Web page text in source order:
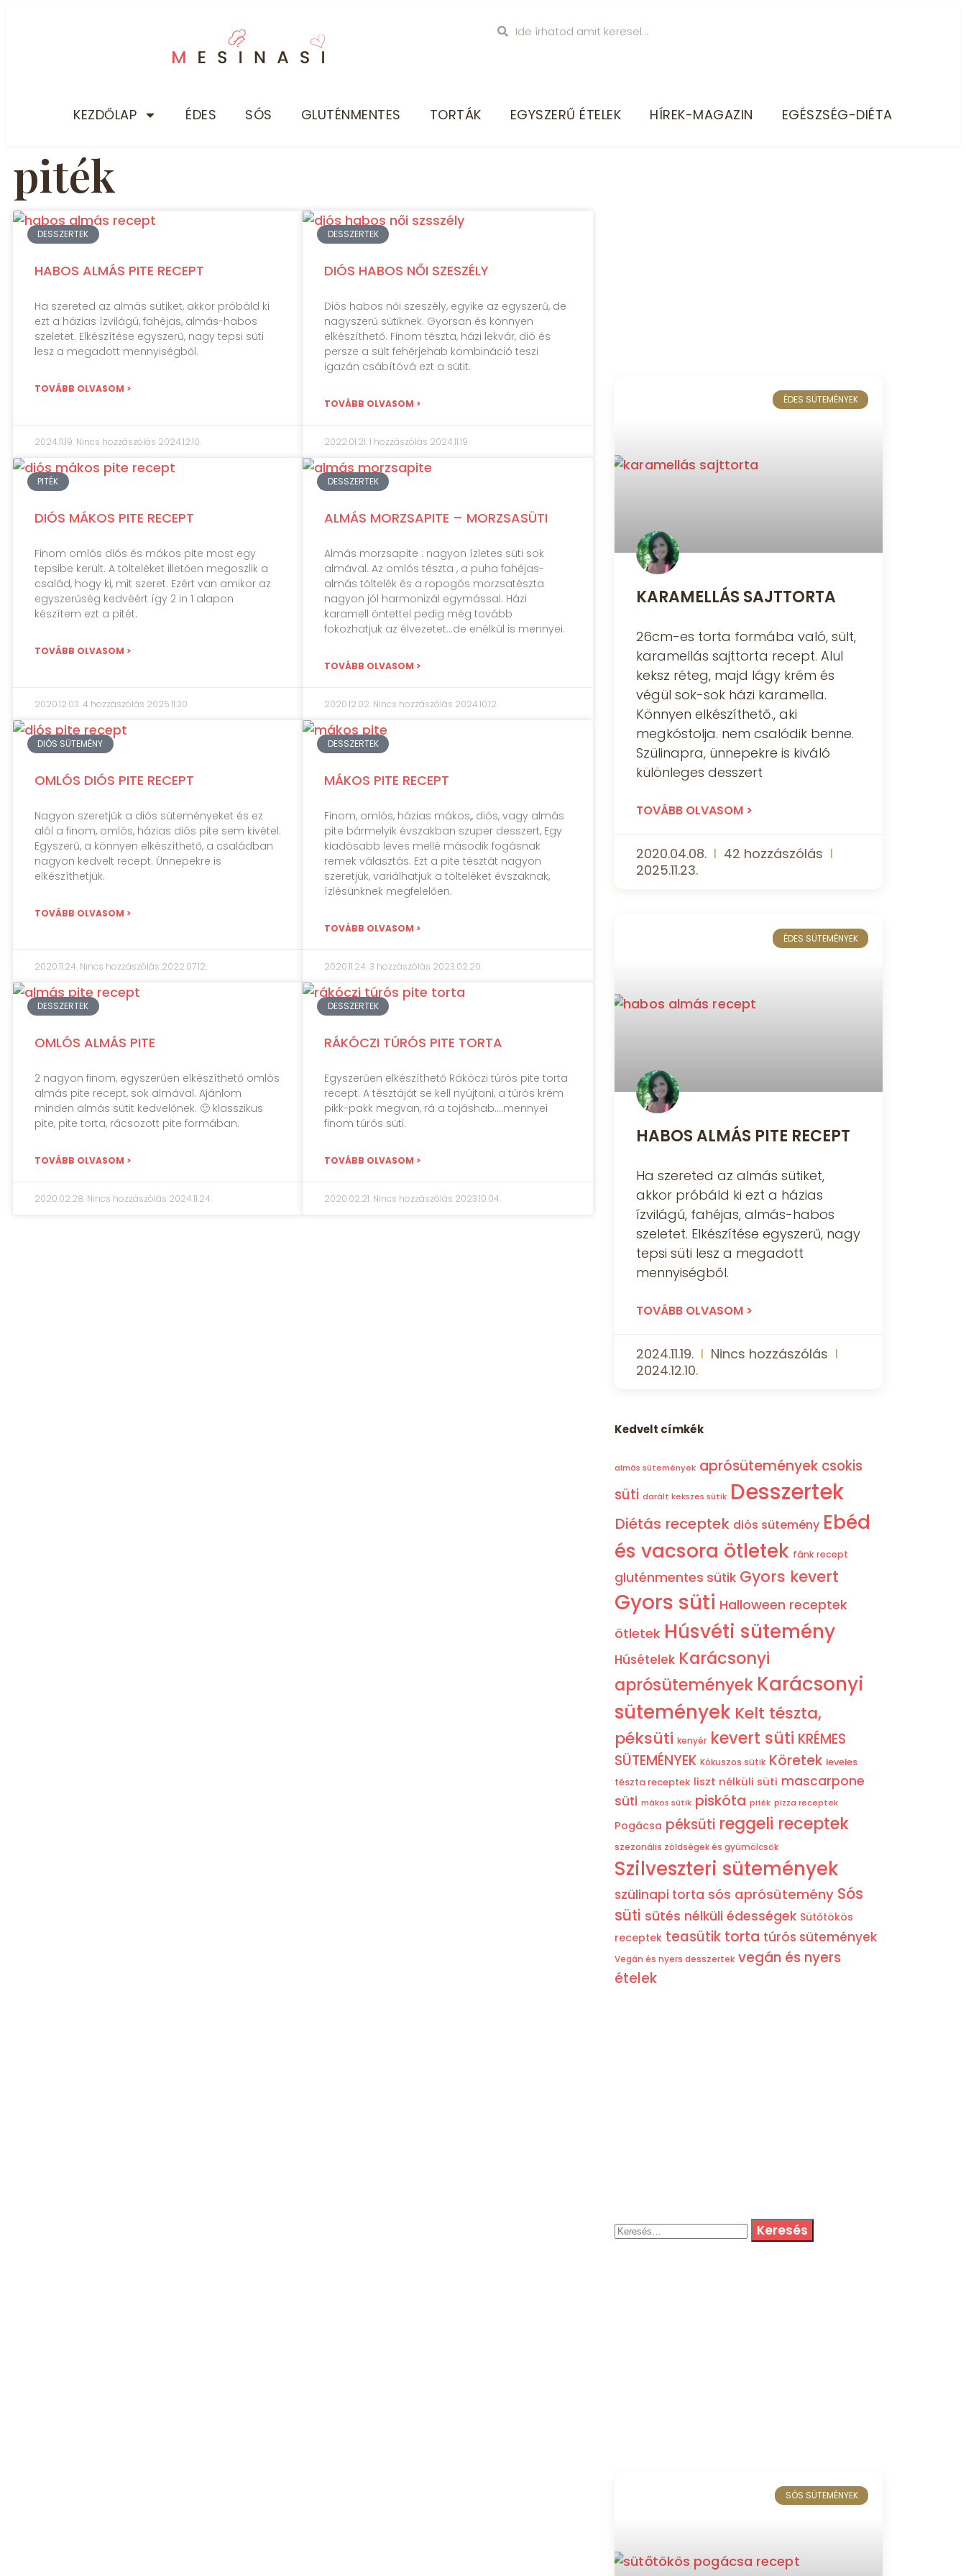
KEZDŐLAP ÉDES SÓS GLUTÉNMENTES TORTÁK EGYSZERŰ ÉTELEK HÍREK-MAGAZIN EGÉSZSÉG-DIÉTA
piték
DESSZERTEK
HABOS ALMÁS PITE RECEPT
Ha szereted az almás sütiket, akkor próbáld ki
ezt a házias ízvilágú, fahéjas, almás-habos
szeletet. Elkészítése egyszerű, nagy tepsi süti
lesz a megadott mennyiségből.
TOVÁBB OLVASOM >
2024.11.19. Nincs hozzászólás 2024.12.10.
DESSZERTEK
DIÓS HABOS NŐI SZESZÉLY
Diós habos női szeszély, egyike az egyszerű, de
nagyszerű sütiknek. Gyorsan és könnyen
elkészíthető. Finom tészta, házi lekvár, dió és
persze a sült fehérjehab kombináció teszi
igazán csábítóvá ezt a sütit.
TOVÁBB OLVASOM >
2022.01.21.1 hozzászólás 2024.11.19.
PITÉK
DIÓS MÁKOS PITE RECEPT
Finom omlós diós és mákos pite most egy
tepsibe került. A tölteléket illetően megoszlik a
család, hogy ki, mit szeret. Ezért van amikor az
egyszerűség kedvéért így 2 in 1 alapon
készítem ezt a pitét.
TOVÁBB OLVASOM >
2020.12.03.4 hozzászólás 2025.11.30.
DESSZERTEK
ALMÁS MORZSAPITE – MORZSASÜTI
Almás morzsapite : nagyon ízletes süti sok
almával. Az omlós tészta , a puha fahéjas-
almás töltelék és a ropogós morzsatészta
nagyon jól harmonizál egymással. Házi
karamell öntettel pedig még tovább
fokozhatjuk az élvezetet…de enélkül is mennyei.
TOVÁBB OLVASOM >
2020.12.02. Nincs hozzászólás 2024.10.12.
DIÓS SÜTEMÉNY
OMLÓS DIÓS PITE RECEPT
Nagyon szeretjük a diós süteményeket és ez
alól a finom, omlós, házias diós pite sem kivétel.
Egyszerű, a könnyen elkészíthető, a családban
nagyon kedvelt recept. Ünnepekre is
elkészíthetjük.
TOVÁBB OLVASOM >
2020.11.24. Nincs hozzászólás 2022.07.12.
DESSZERTEK
MÁKOS PITE RECEPT
Finom, omlós, házias mákos,, diós, vagy almás
pite bármelyik évszakban szuper desszert, Egy
kiadósabb leves mellé második fogásnak
remek választás. Ezt a pite tésztát nagyon
szeretjük, variálhatjuk a tölteléket évszaknak,
ízlésünknek megfelelően.
TOVÁBB OLVASOM >
2020.11.24.3 hozzászólás 2023.02.20.
DESSZERTEK
OMLÓS ALMÁS PITE
2 nagyon finom, egyszerűen elkészíthető omlós
almás pite recept, sok almával. Ajánlom
minden almás sütit kedvelőnek. 🙂 klasszikus
pite, pite torta, rácsozott pite formában.
TOVÁBB OLVASOM >
2020.02.28. Nincs hozzászólás 2024.11.24.
DESSZERTEK
RÁKÓCZI TÚRÓS PITE TORTA
Egyszerűen elkészíthető Rákóczi túrós pite torta
recept. A tésztáját se kell nyújtani, a túrós krém
pikk-pakk megvan, rá a tojáshab….mennyei
finom túrós süti.
TOVÁBB OLVASOM >
2020.02.21. Nincs hozzászólás 2023.10.04.
ÉDES SÜTEMÉNYEK
KARAMELLÁS SAJTTORTA
26cm-es torta formába való, sült,
karamellás sajttorta recept. Alul
keksz réteg, majd lágy krém és
végül sok-sok házi karamella.
Könnyen elkészíthető., aki
megkóstolja. nem csalódik benne.
Szülinapra, ünnepekre is kiváló
különleges desszert
TOVÁBB OLVASOM >
2020.04.08.
42 hozzászólás
2025.11.23.
ÉDES SÜTEMÉNYEK
HABOS ALMÁS PITE RECEPT
Ha szereted az almás sütiket,
akkor próbáld ki ezt a házias
ízvilágú, fahéjas, almás-habos
szeletet. Elkészítése egyszerű, nagy
tepsi süti lesz a megadott
mennyiségből.
TOVÁBB OLVASOM >
2024.11.19.
Nincs hozzászólás
2024.12.10.
Kedvelt címkék
almás sütemények aprósütemények csokis
süti darált kekszes sütik Desszertek
Diétás receptek diós sütemény Ebéd
és vacsora ötletek fánk recept
gluténmentes sütik Gyors kevert
Gyors süti Halloween receptek
ötletek Húsvéti sütemény
Húsételek Karácsonyi
aprósütemények Karácsonyi
sütemények Kelt tészta,
péksüti kenyér kevert süti KRÉMES
SÜTEMÉNYEK Kókuszos sütik Köretek leveles
tészta receptek liszt nélküli süti mascarpone
süti mákos sütik piskóta piték pizza receptek
Pogácsa péksüti reggeli receptek
szezonális zöldségek és gyümölcsök
Szilveszteri sütemények
szülinapi torta sós aprósütemény Sós
süti sütés nélküli édességek Sütőtökös
receptek teasütik torta túrós sütemények
Vegán és nyers desszertek vegán és nyers
ételek
SÓS SÜTEMÉNYEK